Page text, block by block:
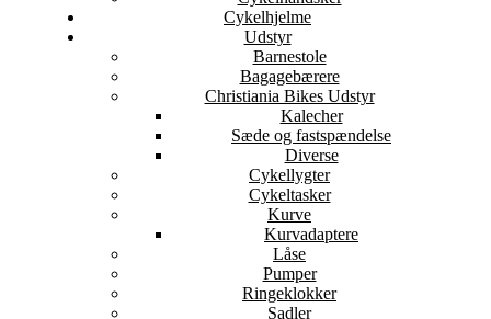
Cykelhjelme
Udstyr
Barnestole
Bagagebærere
Christiania Bikes Udstyr
Kalecher
Sæde og fastspændelse
Diverse
Cykellygter
Cykeltasker
Kurve
Kurvadaptere
Låse
Pumper
Ringeklokker
Sadler